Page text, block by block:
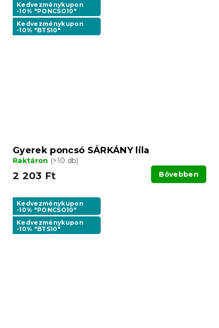
Kedvezménykupon
-10% "PONCSO10"
Kedvezménykupon
-10% "BTS10"
Gyerek poncsó SÁRKÁNY lila
Raktáron (>10 db)
2 203 Ft Bővebben
Kedvezménykupon
-10% "PONCSO10"
Kedvezménykupon
-10% "BTS10"